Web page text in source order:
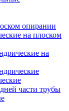
опирании
на плоском
на
части трубы